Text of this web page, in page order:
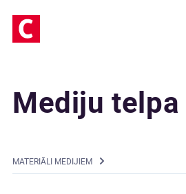
Mediju telpa
MATERIĀLI MEDIJIEM